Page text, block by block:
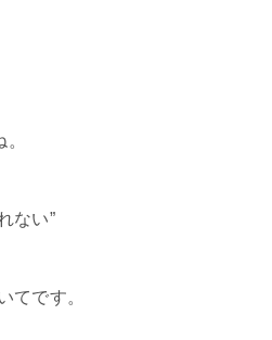
ない”
てです。